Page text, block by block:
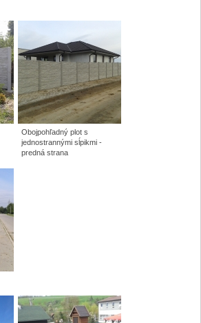
Obojpohľadný plot s
jednostrannými sĺpikmi -
predná strana